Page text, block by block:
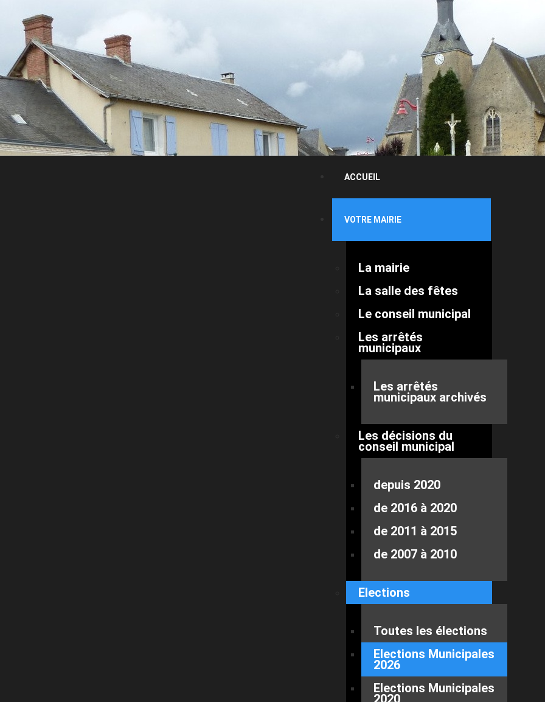
ACCUEIL
VOTRE MAIRIE
La mairie
La salle des fêtes
Le conseil municipal
Les arrêtés
municipaux
Les arrêtés
municipaux archivés
Les décisions du
conseil municipal
depuis 2020
de 2016 à 2020
de 2011 à 2015
de 2007 à 2010
Elections
Toutes les élections
Elections Municipales
2026
Elections Municipales
2020